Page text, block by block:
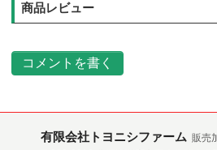
商品レビュー
コメントを書く
有限会社トヨニシファーム 販売